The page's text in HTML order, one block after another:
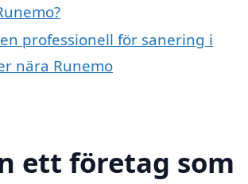
professionell för sanering i
nära Runemo
ett företag som